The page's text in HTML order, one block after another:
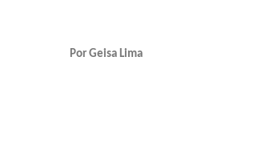
Por Geisa Lima